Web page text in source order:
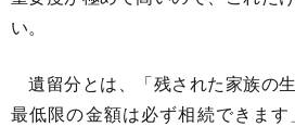
い。
遺留分とは、「残された家族の
最低限の金額は必ず相続できま